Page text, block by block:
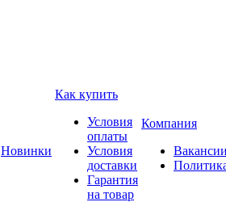
Новинки
Как купить
Условия
оплаты
Условия
доставки
Гарантия
на товар
Компания